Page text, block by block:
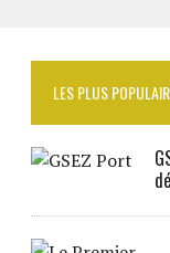
LES PLUS